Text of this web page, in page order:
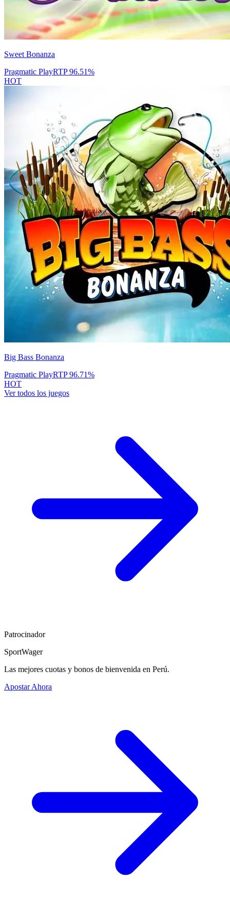
Sweet Bonanza
Pragmatic PlayRTP96.51%
HOT
Big Bass Bonanza
Pragmatic PlayRTP96.71%
HOT
Ver todos los juegos
Patrocinador
SportWager
Las mejores cuotas y bonos de bienvenida en Perú.
Apostar Ahora